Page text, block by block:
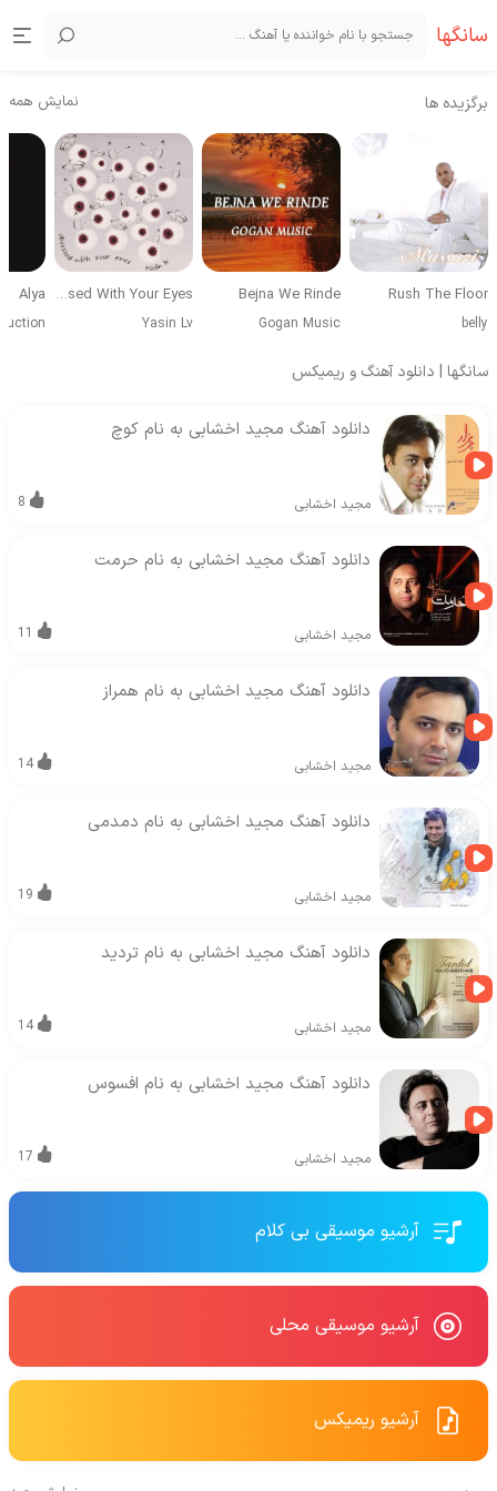
سانگها
برگزیده ها نمایش همه
Rush The Floor
belly
Bejna We Rinde
Gogan Music
Obsessed With Your Eyes
Yasin Lv
Alya
سانگها | دانلود آهنگ و ریمیکس
دانلود آهنگ مجید اخشابی به نام کوچ
مجید اخشابی 8
دانلود آهنگ مجید اخشابی به نام حرمت
مجید اخشابی 11
دانلود آهنگ مجید اخشابی به نام همراز
مجید اخشابی 14
دانلود آهنگ مجید اخشابی به نام دمدمی
مجید اخشابی 19
دانلود آهنگ مجید اخشابی به نام تردید
مجید اخشابی 14
دانلود آهنگ مجید اخشابی به نام افسوس
مجید اخشابی 17
آرشیو موسیقی بی کلام
آرشیو موسیقی محلی
آرشیو ریمیکس